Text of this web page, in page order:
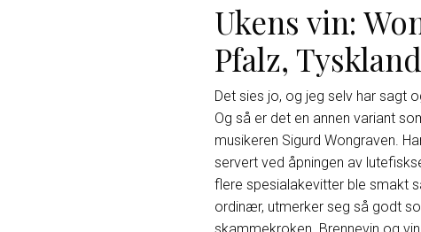
Ukens vin:
Pfalz, Tyskland
Det sies jo, og jeg selv har sagt
Og så er det en annen variant
musikeren Sigurd Wongraven.
servert ved åpningen av
flere spesialakevitter ble smakt
ordinær, utmerker seg så godt